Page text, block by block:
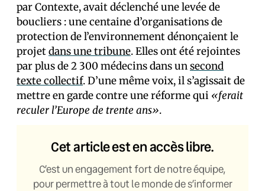
par Contexte, avait déclenché une levée de
boucliers : une centaine d’organisations de
protection de l’environnement dénonçaient le
projetdans une tribune. Elles ont été rejointes
par plus de 2 300 médecins dans unsecond
texte collectif. D’une même voix, il s’agissait de
mettre en garde contre une réforme qui «ferait
reculer l’Europe de trente ans».
Cet article est en accès libre.
C’est un engagement fort de notre équipe,
pour permettre à tout le monde de s’informer